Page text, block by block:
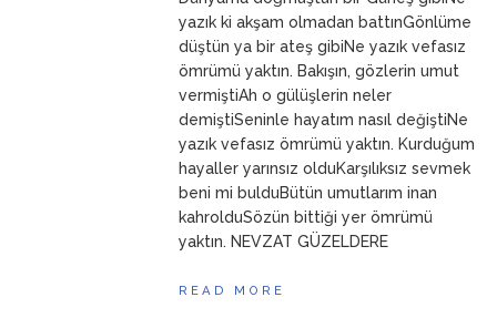
ANNEMyazık ki akşam olmadan battınGönlüme
düştün ya bir ateş gibiNe yazık vefasız
ömrümü yaktın. Bakışın, gözlerin umut
vermiştiAh o gülüşlerin neler
demiştiSeninle hayatım nasıl değiştiNe
yazık vefasız ömrümü yaktın. Kurduğum
hayaller yarınsız olduKarşılıksız sevmek
beni mi bulduBütün umutlarım inan
kahrolduSözün bittiği yer ömrümü
yaktın. NEVZAT GÜZELDERE
READ MORE